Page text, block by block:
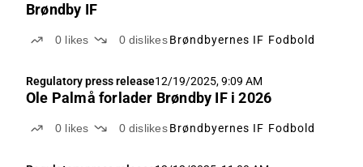
Brøndby IF
0 likes 0 dislikes Brøndbyernes IF Fodbold
Regulatory press release12/19/2025, 9:09 AM
Ole Palmå forlader Brøndby IF i 2026
0 likes 0 dislikes Brøndbyernes IF Fodbold